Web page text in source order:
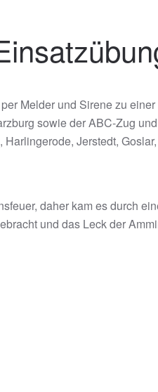
Melder und Sirene zu
sowie der ABC-Zug
Jerstedt,
daher kam es durch
und das Leck der